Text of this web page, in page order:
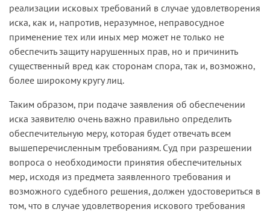
реализации исковых требований в случае удовлетворения
иска, как и, напротив, неразумное, неправосудное
применение тех или иных мер может не только не
обеспечить защиту нарушенных прав, но и причинить
существенный вред как сторонам спора, так и, возможно,
более широкому кругу лиц.
Таким образом, при подаче заявления об обеспечении
иска за­явителю очень важно правильно определить
обеспечительную меру, которая будет отвечать всем
вышеперечисленным требованиям. Суд при разрешении
вопроса о необходимости принятия обеспечитель­ных
мер, исходя из предмета заявленного требования и
возможного судебного решения, должен удостовериться в
том, что в случае удовлетворения искового требования